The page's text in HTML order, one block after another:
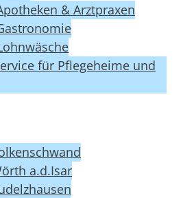
& Arztpraxen
für Pflegeheime und
a.d.Isar